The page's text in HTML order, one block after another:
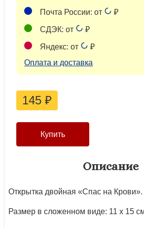
Почта России: от ₽
СДЭК: от ₽
Яндекс: от
₽
Оплата и доставка
145 ₽
Описание
Открытка двойная «Спас на Крови».
Размер в сложенном виде: 11 х 15